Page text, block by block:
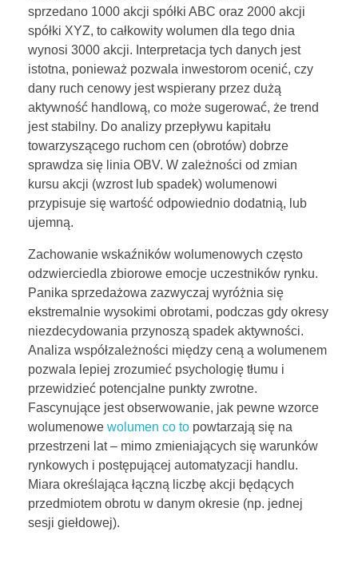
sprzedano 1000 akcji spółki ABC oraz 2000 akcji
spółki XYZ, to całkowity wolumen dla tego dnia
wynosi 3000 akcji. Interpretacja tych danych jest
istotna, ponieważ pozwala inwestorom ocenić, czy
dany ruch cenowy jest wspierany przez dużą
aktywność handlową, co może sugerować, że trend
jest stabilny. Do analizy przepływu kapitału
towarzyszącego ruchom cen (obrotów) dobrze
sprawdza się linia OBV. W zależności od zmian
kursu akcji (wzrost lub spadek) wolumenowi
przypisuje się wartość odpowiednio dodatnią, lub
ujemną.
Zachowanie wskaźników wolumenowych często
odzwierciedla zbiorowe emocje uczestników rynku.
Panika sprzedażowa zazwyczaj wyróżnia się
ekstremalnie wysokimi obrotami, podczas gdy okresy
niezdecydowania przynoszą spadek aktywności.
Analiza współzależności między ceną a wolumenem
pozwala lepiej zrozumieć psychologię tłumu i
przewidzieć potencjalne punkty zwrotne.
Fascynujące jest obserwowanie, jak pewne wzorce
wolumenowe wolumen co to powtarzają się na
przestrzeni lat – mimo zmieniających się warunków
rynkowych i postępującej automatyzacji handlu.
Miara określająca łączną liczbę akcji będących
przedmiotem obrotu w danym okresie (np. jednej
sesji giełdowej).